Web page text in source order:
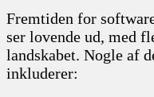
Fremtiden for
ser lovende ud, med
landskabet. Nogle af
inkluderer: